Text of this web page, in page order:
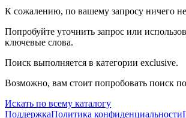
К сожалению, по вашему запросу ничего
Попробуйте уточнить запрос или
ключевые слова.
Поиск выполняется в категории exclusive.
Возможно, вам стоит попробовать поиск
Искать по всему каталогу
ПоддержкаПолитика конфиденциальности